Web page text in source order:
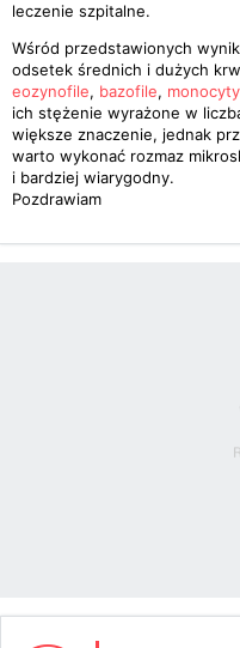
leczenie szpitalne.
Wśród przedstawionych
odsetek średnich i dużych
eozynofile, bazofile, monocyty
ich stężenie wyrażone w
większe znaczenie, jednak
warto wykonać rozmaz
i bardziej wiarygodny.
Pozdrawiam